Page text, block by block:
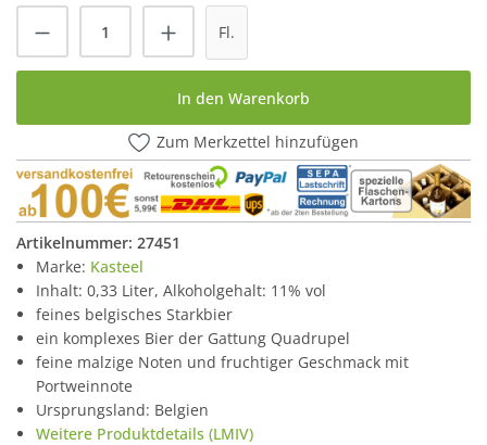
Produkt Anzahl: Gib den gewünschten
Fl.
In den Warenkorb
Zum Merkzettel hinzufügen
Artikelnummer: 27451
Marke: Kasteel
Inhalt: 0,33 Liter, Alkoholgehalt: 11% vol
feines belgisches Starkbier
ein komplexes Bier der Gattung Quadrupel
feine malzige Noten und fruchtiger Geschmack mit
Portweinnote
Ursprungsland: Belgien
Weitere Produktdetails (LMIV)